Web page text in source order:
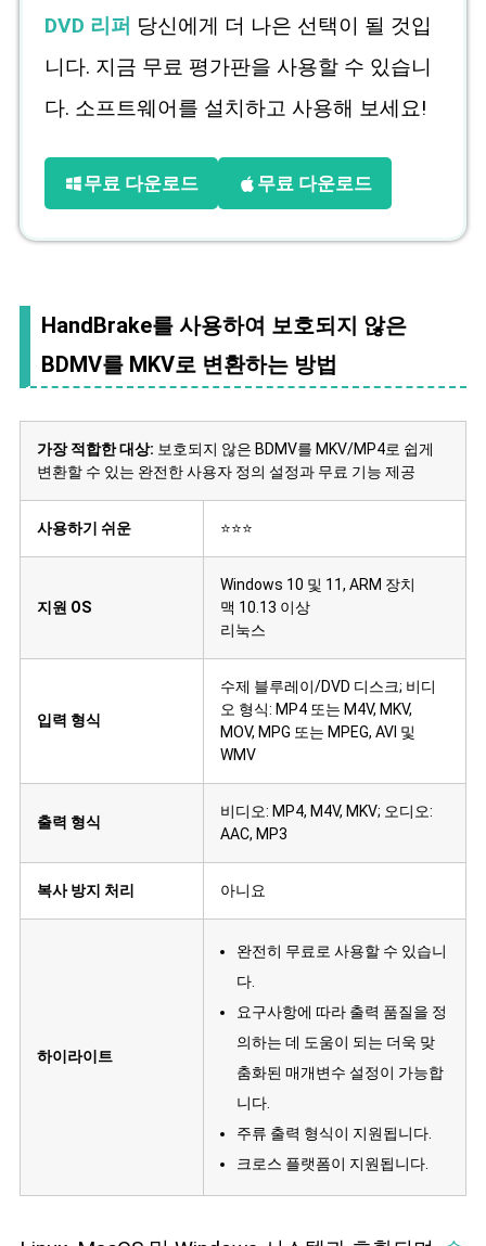
DVD 리퍼 당신에게 더 나은 선택이 될 것입
니다. 지금 무료 평가판을 사용할 수 있습니
다. 소프트웨어를 설치하고 사용해 보세요!
무료 다운로드 무료 다운로드
HandBrake를 사용하여 보호되지 않은
BDMV를 MKV로 변환하는 방법
가장 적합한 대상: 보호되지 않은 BDMV를 MKV/MP4로 쉽게
변환할 수 있는 완전한 사용자 정의 설정과 무료 기능 제공
사용하기 쉬운 ⭐⭐⭐
지원 OS
Windows 10 및 11, ARM 장치
맥 10.13 이상
리눅스
입력 형식
수제 블루레이/DVD 디스크; 비디
오 형식: MP4 또는 M4V, MKV,
MOV, MPG 또는 MPEG, AVI 및
WMV
출력 형식
비디오: MP4, M4V, MKV; 오디오:
AAC, MP3
복사 방지 처리 아니요
하이라이트
완전히 무료로 사용할 수 있습니
다.
요구사항에 따라 출력 품질을 정
의하는 데 도움이 되는 더욱 맞
춤화된 매개변수 설정이 가능합
니다.
주류 출력 형식이 지원됩니다.
크로스 플랫폼이 지원됩니다.